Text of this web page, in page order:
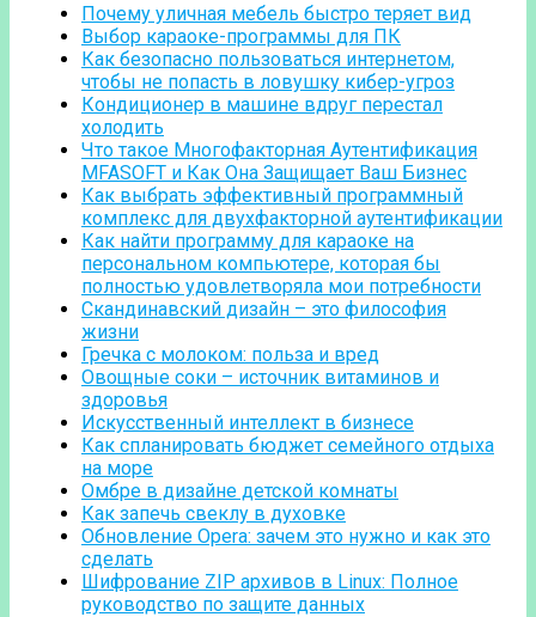
Почему уличная мебель быстро теряет вид
Выбор караоке-программы для ПК
Как безопасно пользоваться интернетом,
чтобы не попасть в ловушку кибер-угроз
Кондиционер в машине вдруг перестал
холодить
Что такое Многофакторная Аутентификация
MFASOFT и Как Она Защищает Ваш Бизнес
Как выбрать эффективный программный
комплекс для двухфакторной аутентификации
Как найти программу для караоке на
персональном компьютере, которая бы
полностью удовлетворяла мои потребности
Скандинавский дизайн – это философия
жизни
Гречка с молоком: польза и вред
Овощные соки – источник витаминов и
здоровья
Искусственный интеллект в бизнесе
Как спланировать бюджет семейного отдыха
на море
Омбре в дизайне детской комнаты
Как запечь свеклу в духовке
Обновление Opera: зачем это нужно и как это
сделать
Шифрование ZIP архивов в Linux: Полное
руководство по защите данных